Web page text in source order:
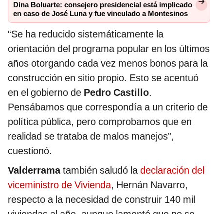
Dina Boluarte: consejero presidencial está implicado
en caso de José Luna y fue vinculado a Montesinos
“Se ha reducido sistemáticamente la
orientación del programa popular en los últimos
años otorgando cada vez menos bonos para la
construcción en sitio propio. Esto se acentuó
en el gobierno de Pedro Castillo.
Pensábamos que correspondía a un criterio de
política pública, pero comprobamos que en
realidad se trataba de malos manejos”,
cuestionó.
Valderramatambién saludó ladeclaración del
viceministro de Vivienda, Hernán Navarro,
respecto a la necesidad de construir 140 mil